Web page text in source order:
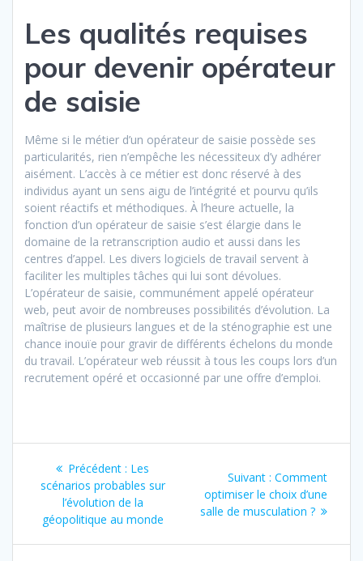
Les qualités requises
pour devenir opérateur
de saisie
Même si le métier d’un opérateur de saisie possède ses
particularités, rien n’empêche les nécessiteux d’y adhérer
aisément. L’accès à ce métier est donc réservé à des
individus ayant un sens aigu de l’intégrité et pourvu qu’ils
soient réactifs et méthodiques. À l’heure actuelle, la
fonction d’un opérateur de saisie s’est élargie dans le
domaine de la retranscription audio et aussi dans les
centres d’appel. Les divers logiciels de travail servent à
faciliter les multiples tâches qui lui sont dévolues.
L’opérateur de saisie, communément appelé opérateur
web, peut avoir de nombreuses possibilités d’évolution. La
maîtrise de plusieurs langues et de la sténographie est une
chance inouïe pour gravir de différents échelons du monde
du travail. L’opérateur web réussit à tous les coups lors d’un
recrutement opéré et occasionné par une offre d’emploi.
Navigation
de
l’article
Précédent : Article
précédent
Les
scénarios probables sur
l’évolution de la
géopolitique au monde
Suivant : Article
suivant
:
Comment
optimiser le choix d’une
salle de musculation ?